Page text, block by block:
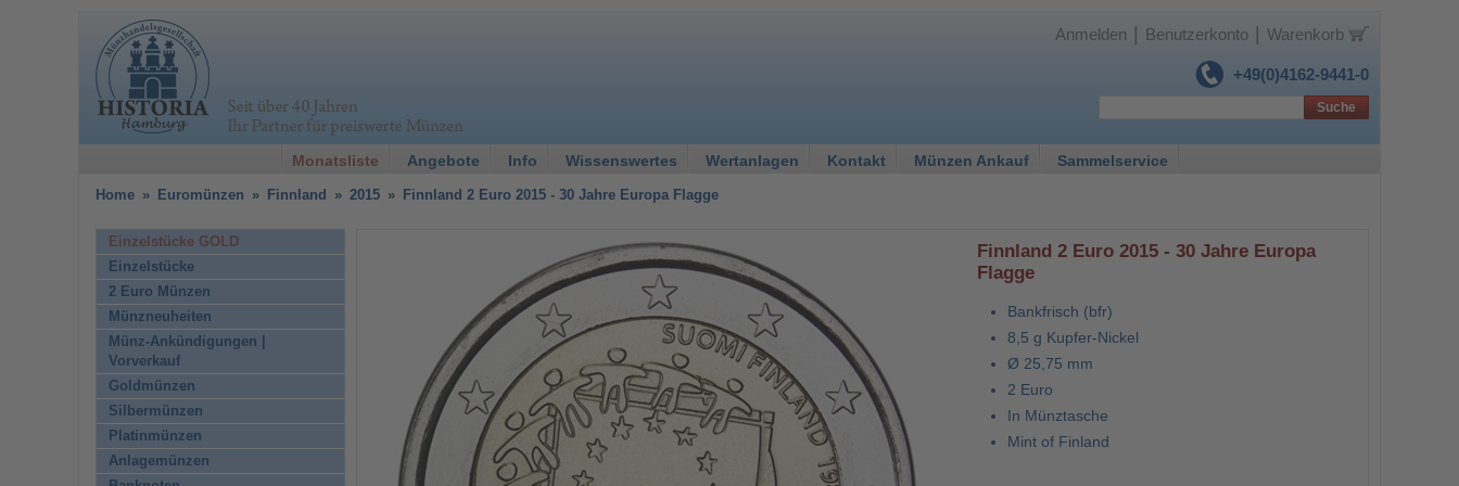
+49(0)4162-9441-0
Anmelden Benutzerkonto Warenkorb
Monatsliste Angebote Info Wissenswertes Wertanlagen Kontakt Münzen Ankauf Sammelservice
Suche
Home » Euromünzen » Finnland » 2015 » Finnland 2 Euro 2015 - 30 Jahre Europa Flagge
Finnland 2 Euro 2015 - 30 Jahre Europa
Flagge
Bankfrisch (bfr)
8,5 g Kupfer-Nickel
Ø 25,75 mm
2 Euro
In Münztasche
Mint of Finland
Einzelstücke GOLD
Einzelstücke
2 Euro Münzen
Münzneuheiten
Münz-Ankündigungen |
Vorverkauf
Goldmünzen
Silbermünzen
Platinmünzen
Anlagemünzen